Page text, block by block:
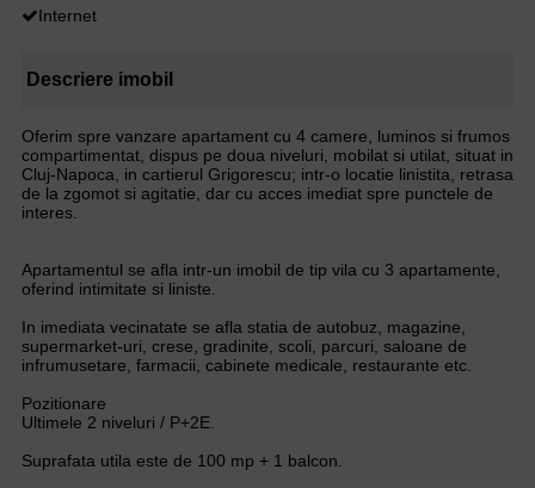
Internet
Descriere imobil
Oferim spre vanzare apartament cu 4 camere, luminos si frumos
compartimentat, dispus pe doua niveluri, mobilat si utilat, situat in
Cluj-Napoca, in cartierul Grigorescu; intr-o locatie linistita, retrasa
de la zgomot si agitatie, dar cu acces imediat spre punctele de
interes.
Apartamentul se afla intr-un imobil de tip vila cu 3 apartamente,
oferind intimitate si liniste.
In imediata vecinatate se afla statia de autobuz, magazine,
supermarket-uri, crese, gradinite, scoli, parcuri, saloane de
infrumusetare, farmacii, cabinete medicale, restaurante etc.
Pozitionare
Ultimele 2 niveluri / P+2E.
Suprafata utila este de 100 mp + 1 balcon.